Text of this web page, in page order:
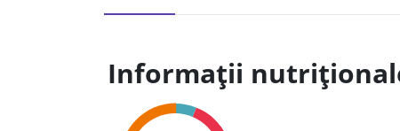
Informații